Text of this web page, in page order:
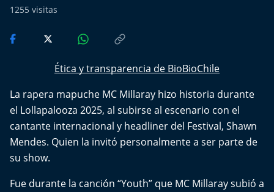
Más de 100 Días
Tu Mereces Ser Feliz
1255 visitas
Ética y transparencia de BioBioChile
La rapera mapuche MC Millaray hizo historia durante
el Lollapalooza 2025, al subirse al escenario con el
cantante internacional y headliner del Festival, Shawn
Mendes. Quien la invitó personalmente a ser parte de
su show.
Fue durante la canción “Youth” que MC Millaray subió a